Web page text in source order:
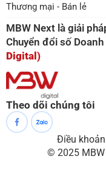
Thương mại - Bán lẻ
MBW Next là giải
Chuyển đổi số
Digital)
Theo dõi chúng tôi
© 2025 MBW
Điều